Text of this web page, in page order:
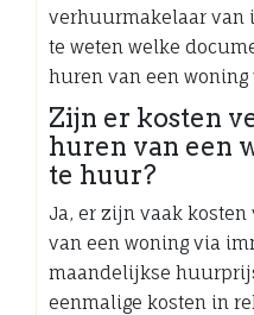
verhuurmakelaar van
te weten welke
huren van een
Zijn er kosten
huren van een
te huur?
Ja, er zijn vaak
van een woning via
maandelijkse
eenmalige kosten in